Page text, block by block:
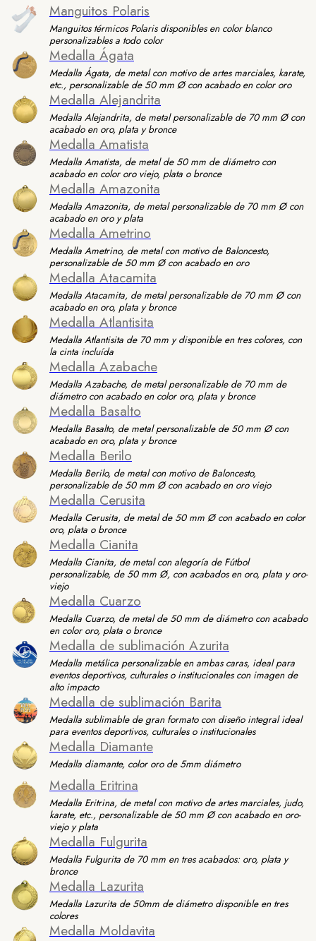
Manguitos Polaris
Manguitos térmicos Polaris disponibles en color blanco
personalizables a todo color
Medalla Ágata
Medalla Ágata, de metal con motivo de artes marciales, karate,
etc., personalizable de 50 mm Ø con acabado en color oro
Medalla Alejandrita
Medalla Alejandrita, de metal personalizable de 70 mm Ø con
acabado en oro, plata y bronce
Medalla Amatista
Medalla Amatista, de metal de 50 mm de diámetro con
acabado en color oro viejo, plata o bronce
Medalla Amazonita
Medalla Amazonita, de metal personalizable de 70 mm Ø con
acabado en oro y plata
Medalla Ametrino
Medalla Ametrino, de metal con motivo de Baloncesto,
personalizable de 50 mm Ø con acabado en oro
Medalla Atacamita
Medalla Atacamita, de metal personalizable de 70 mm Ø con
acabado en oro, plata y bronce
Medalla Atlantisita
Medalla Atlantisita de 70 mm y disponible en tres colores, con
la cinta incluída
Medalla Azabache
Medalla Azabache, de metal personalizable de 70 mm de
diámetro con acabado en color oro, plata y bronce
Medalla Basalto
Medalla Basalto, de metal personalizable de 50 mm Ø con
acabado en oro, plata y bronce
Medalla Berilo
Medalla Berilo, de metal con motivo de Baloncesto,
personalizable de 50 mm Ø con acabado en oro viejo
Medalla Cerusita
Medalla Cerusita, de metal de 50 mm Ø con acabado en color
oro, plata o bronce
Medalla Cianita
Medalla Cianita, de metal con alegoría de Fútbol
personalizable, de 50 mm Ø, con acabados en oro, plata y oro-
viejo
Medalla Cuarzo
Medalla Cuarzo, de metal de 50 mm de diámetro con acabado
en color oro, plata o bronce
Medalla de sublimación Azurita
Medalla metálica personalizable en ambas caras, ideal para
eventos deportivos, culturales o institucionales con imagen de
alto impacto
Medalla de sublimación Barita
Medalla sublimable de gran formato con diseño integral ideal
para eventos deportivos, culturales o institucionales
Medalla Diamante
Medalla diamante, color oro de 5mm diámetro
Medalla Eritrina
Medalla Eritrina, de metal con motivo de artes marciales, judo,
karate, etc., personalizable de 50 mm Ø con acabado en oro-
viejo y plata
Medalla Fulgurita
Medalla Fulgurita de 70 mm en tres acabados: oro, plata y
bronce
Medalla Lazurita
Medalla Lazurita de 50mm de diámetro disponible en tres
colores
Medalla Moldavita